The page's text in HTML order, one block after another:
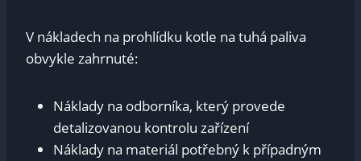
V nákladech na prohlídku kotle na tuhá paliva
obvykle zahrnuté:
Náklady na odborníka, který provede
detalizovanou kontrolu zařízení
Náklady na materiál potřebný k případným